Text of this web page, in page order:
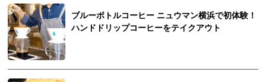
ブルーボトルコーヒー ニュウマン横浜で初体験！
ハンドドリップコーヒーをテイクアウト